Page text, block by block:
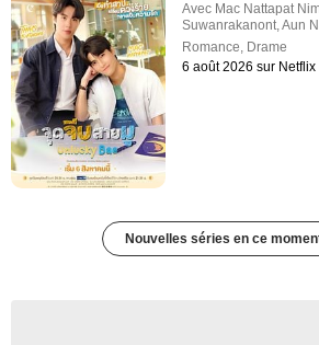
Avec Mac Nattapat
Suwanrakanont,Aun
Romance, Drame
6 août 2026 sur Netflix
Nouvelles séries en ce